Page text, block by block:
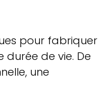
pour fabriquer
de vie. De
une